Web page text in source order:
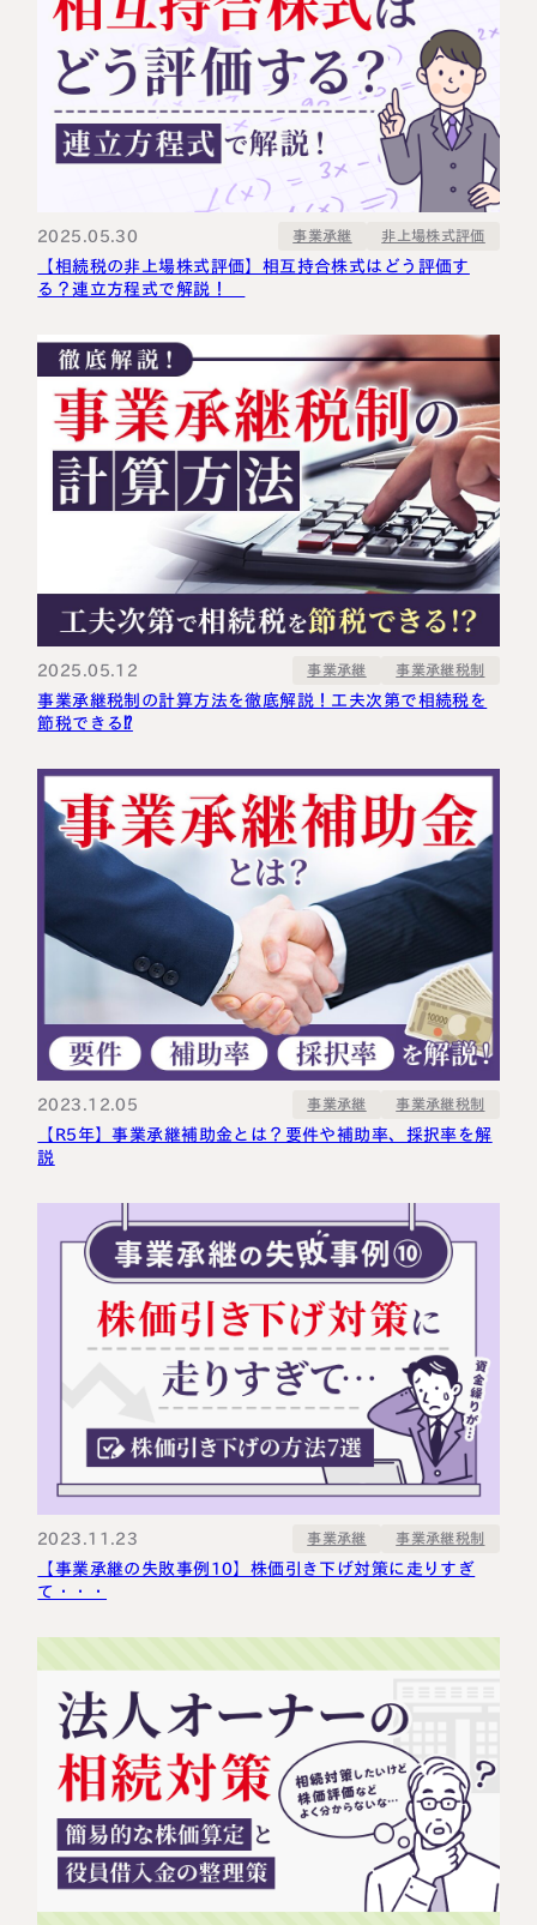
2025.05.30 事業承継 非上場株式評価
【相続税の非上場株式評価】相互持合株式はどう評価す
る？連立方程式で解説！
2025.05.12 事業承継 事業承継税制
事業承継税制の計算方法を徹底解説！工夫次第で相続税を
節税できる⁉
2023.12.05 事業承継 事業承継税制
【R5年】事業承継補助金とは？要件や補助率、採択率を解
説
2023.11.23 事業承継 事業承継税制
【事業承継の失敗事例10】株価引き下げ対策に走りすぎ
て・・・